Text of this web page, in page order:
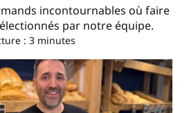
incontournables où faire
par notre équipe.
: 3 minutes